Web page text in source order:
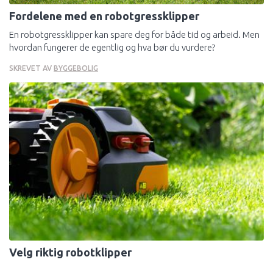
Fordelene med en robotgressklipper
En robotgressklipper kan spare deg for både tid og arbeid. Men
hvordan fungerer de egentlig og hva bør du vurdere?
SKREVET AV BYGGEBOLIG
Velg riktig robotklipper